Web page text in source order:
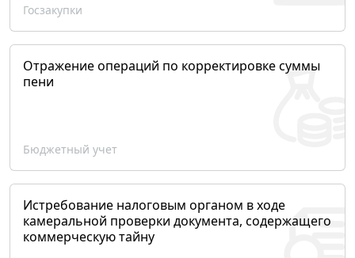
Госзакупки
Отражение операций по корректировке суммы
пени
Бюджетный учет
Истребование налоговым органом в ходе
камеральной проверки документа, содержащего
коммерческую тайну